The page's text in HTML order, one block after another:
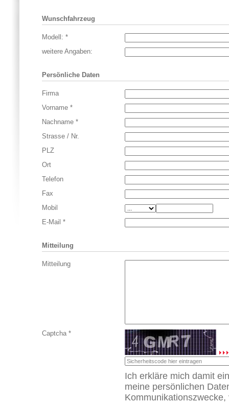
Wunschfahrzeug
Modell: *
weitere Angaben:
Persönliche Daten
Firma
Vorname *
Nachname *
Strasse / Nr.
PLZ
Ort
Telefon
Fax
Mobil
E-Mail *
Mitteilung
Mitteilung
Captcha *
Ich erkläre mich damit
meine persönlichen
Kommunikationszwecke,